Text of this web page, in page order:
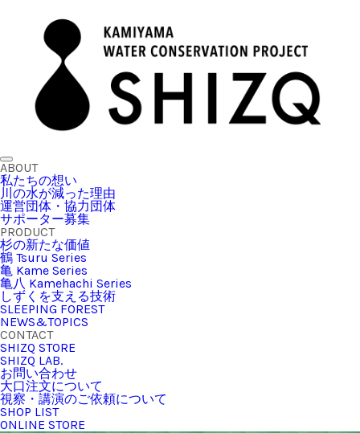
ABOUT
私たちの想い
川の水が減った理由
運営団体・協力団体
サポーター募集
PRODUCT
杉の新たな価値
鶴 Tsuru Series
亀 Kame Series
亀八 Kamehachi Series
しずくを支える技術
SLEEPING FOREST
NEWS&TOPICS
CONTACT
SHIZQ STORE
SHIZQ LAB.
お問い合わせ
大口注文について
視察・講演のご依頼について
SHOP LIST
ONLINE STORE